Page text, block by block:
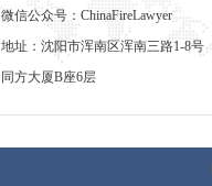
微信公众号：ChinaFireLawyer
地址：沈阳市浑南区浑南三路1-8号
同方大厦B座6层